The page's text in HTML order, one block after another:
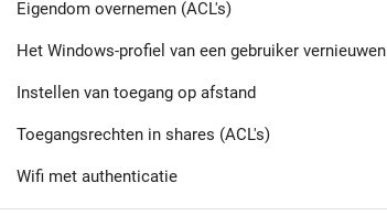
Eigendom overnemen (ACL's)
Het Windows-profiel van een gebruiker vernieuwen
Instellen van toegang op afstand
Toegangsrechten in shares (ACL's)
Wifi met authenticatie